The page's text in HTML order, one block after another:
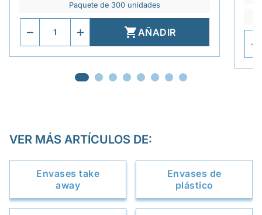
Paquete de 300 unidades
AÑADIR
VER MÁS ARTÍCULOS DE:
Envases take
away
Envases de
plástico